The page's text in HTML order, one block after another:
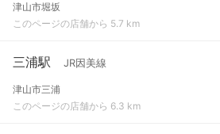
津山市堀坂
このページの店舗から 5.7 km
三浦駅 JR因美線
津山市三浦
このページの店舗から 6.3 km